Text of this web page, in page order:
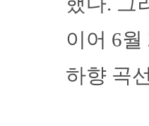
이어 6
하향 곡